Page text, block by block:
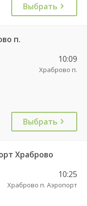
Выбрать
п.
10:09
Храброво п.
Выбрать
Храброво
10:25
Храброво п. Аэропорт